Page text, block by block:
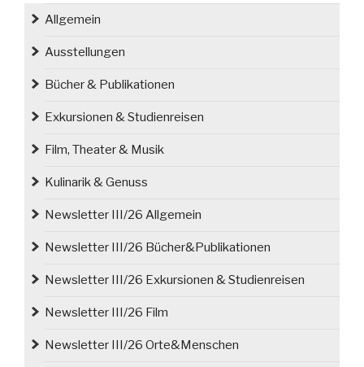
Allgemein
Ausstellungen
Bücher & Publikationen
Exkursionen & Studienreisen
Film, Theater & Musik
Kulinarik & Genuss
Newsletter III/26 Allgemein
Newsletter III/26 Bücher&Publikationen
Newsletter III/26 Exkursionen & Studienreisen
Newsletter III/26 Film
Newsletter III/26 Orte&Menschen